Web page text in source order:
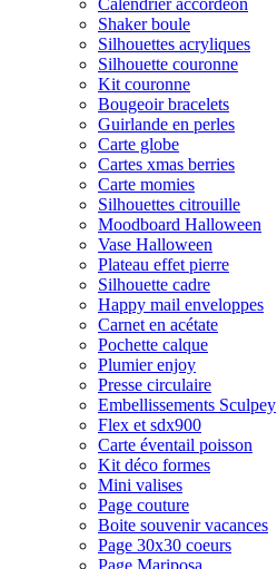
Calendrier accordeon
Shaker boule
Silhouettes acryliques
Silhouette couronne
Kit couronne
Bougeoir bracelets
Guirlande en perles
Carte globe
Cartes xmas berries
Carte momies
Silhouettes citrouille
Moodboard Halloween
Vase Halloween
Plateau effet pierre
Silhouette cadre
Happy mail enveloppes
Carnet en acétate
Pochette calque
Plumier enjoy
Presse circulaire
Embellissements Sculpey
Flex et sdx900
Carte éventail poisson
Kit déco formes
Mini valises
Page couture
Boite souvenir vacances
Page 30x30 coeurs
Page Mariposa